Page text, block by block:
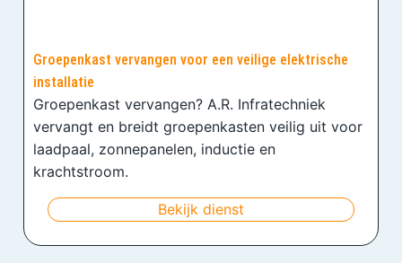
Groepenkast vervangen voor een veilige elektrische
installatie
Groepenkast vervangen? A.R. Infratechniek
vervangt en breidt groepenkasten veilig uit voor
laadpaal, zonnepanelen, inductie en
krachtstroom.
Bekijk dienst